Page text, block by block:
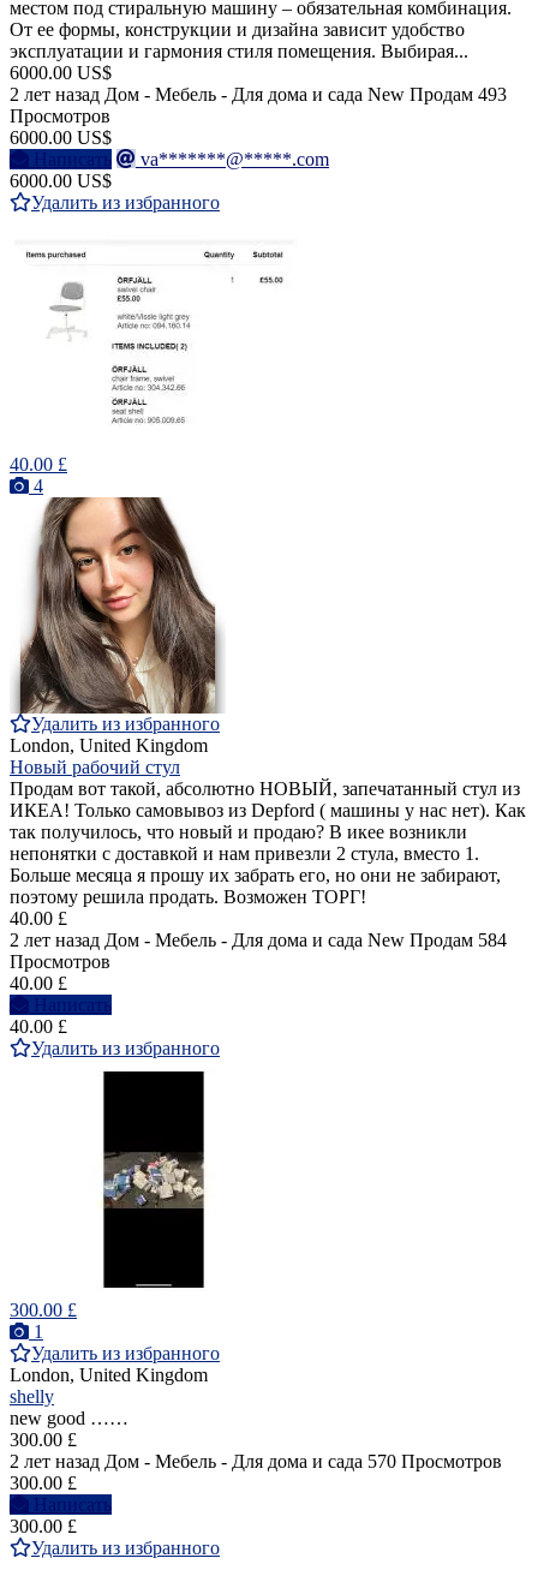
местом под стиральную машину – обязательная комбинация.
От ее формы, конструкции и дизайна зависит удобство
эксплуатации и гармония стиля помещения. Выбирая...
6000.00 US$
2 лет назад Дом - Мебель - Для дома и сада New Продам 493
Просмотров
6000.00 US$
Написать
va*******@*****.com
6000.00 US$
Удалить из избранного
40.00 £
4
Удалить из избранного
London, United Kingdom
Новый рабочий стул
Продам вот такой, абсолютно НОВЫЙ, запечатанный стул из
ИКЕА! Только самовывоз из Depford ( машины у нас нет). Как
так получилось, что новый и продаю? В икее возникли
непонятки с доставкой и нам привезли 2 стула, вместо 1.
Больше месяца я прошу их забрать его, но они не забирают,
поэтому решила продать. Возможен ТОРГ!
40.00 £
2 лет назад Дом - Мебель - Для дома и сада New Продам 584
Просмотров
40.00 £
Написать
40.00 £
Удалить из избранного
300.00 £
1
Удалить из избранного
London, United Kingdom
shelly
new good ……
300.00 £
2 лет назад Дом - Мебель - Для дома и сада 570 Просмотров
300.00 £
Написать
300.00 £
Удалить из избранного